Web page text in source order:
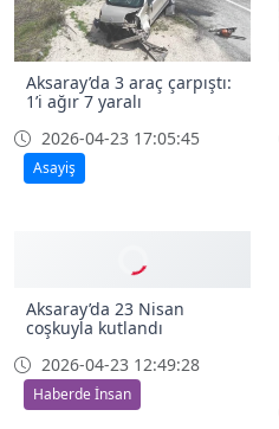
Aksaray’da 3 araç çarpıştı:
1’i ağır 7 yaralı
2026-04-23 17:05:45
Asayiş
Aksaray’da 23 Nisan
coşkuyla kutlandı
2026-04-23 12:49:28
Haberde İnsan